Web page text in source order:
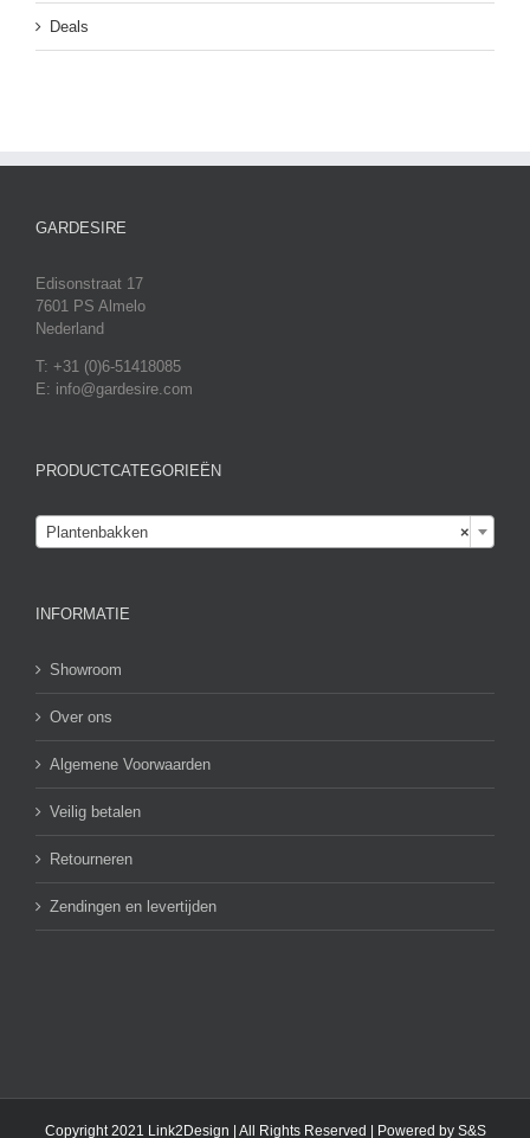
Deals
GARDESIRE
Edisonstraat 17
7601 PS Almelo
Nederland
T: +31 (0)6-51418085
E: info@gardesire.com
PRODUCTCATEGORIEËN
×
Plantenbakken
INFORMATIE
Showroom
Over ons
Algemene Voorwaarden
Veilig betalen
Retourneren
Zendingen en levertijden
Copyright 2021 Link2Design | All Rights Reserved | Powered by S&S